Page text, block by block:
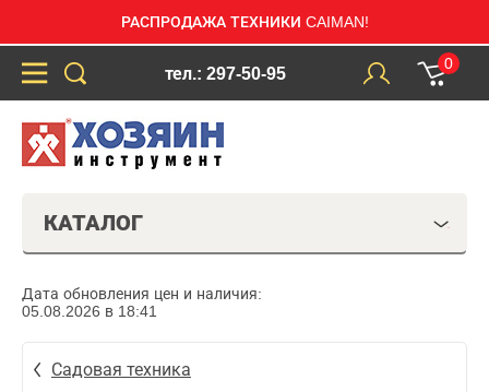
РАСПРОДАЖА ТЕХНИКИ CAIMAN!
тел.: 297-50-95
0
КАТАЛОГ
Дата обновления цен и наличия:
05.08.2026 в 18:41
Садовая техника